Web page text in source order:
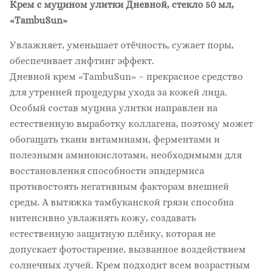
Крем с муцином улитки Дневной, стекло 50 мл,
«TambuSun»
Увлажняет, уменьшает отёчность, сужает поры,
обеспечивает лифтинг эффект.
Дневной крем «TambuSun» – прекрасное средство
для утренней процедуры ухода за кожей лица.
Особый состав муцина улитки направлен на
естественную выработку коллагена, поэтому может
обогащать ткани витаминами, ферментами и
полезными аминокислотами, необходимыми для
восстановления способности эпидермиса
противостоять негативным факторам внешней
среды. А вытяжка тамбуканской грязи способна
интенсивно увлажнять кожу, создавать
естественную защитную плёнку, которая не
допускает фотостарение, вызванное воздействием
солнечных лучей. Крем подходит всем возрастным